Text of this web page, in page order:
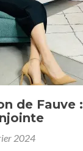
de Fauve
2024